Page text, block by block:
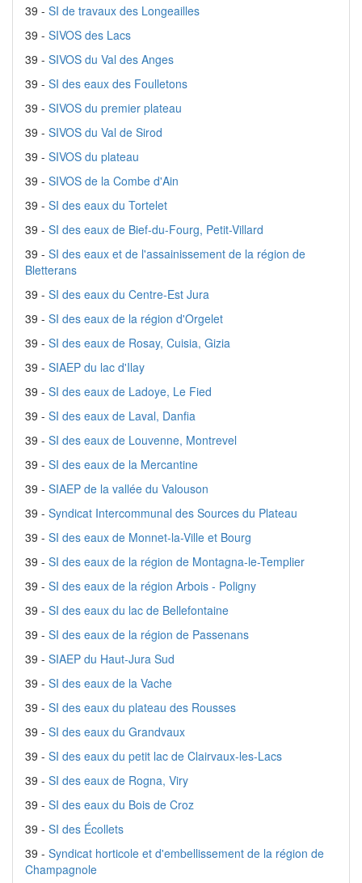
39 - SI de travaux des Longeailles
39 - SIVOS des Lacs
39 - SIVOS du Val des Anges
39 - SI des eaux des Foulletons
39 - SIVOS du premier plateau
39 - SIVOS du Val de Sirod
39 - SIVOS du plateau
39 - SIVOS de la Combe d'Ain
39 - SI des eaux du Tortelet
39 - SI des eaux de Bief-du-Fourg, Petit-Villard
39 - SI des eaux et de l'assainissement de la région de
Bletterans
39 - SI des eaux du Centre-Est Jura
39 - SI des eaux de la région d'Orgelet
39 - SI des eaux de Rosay, Cuisia, Gizia
39 - SIAEP du lac d'Ilay
39 - SI des eaux de Ladoye, Le Fied
39 - SI des eaux de Laval, Danfia
39 - SI des eaux de Louvenne, Montrevel
39 - SI des eaux de la Mercantine
39 - SIAEP de la vallée du Valouson
39 - Syndicat Intercommunal des Sources du Plateau
39 - SI des eaux de Monnet-la-Ville et Bourg
39 - SI des eaux de la région de Montagna-le-Templier
39 - SI des eaux de la région Arbois - Poligny
39 - SI des eaux du lac de Bellefontaine
39 - SI des eaux de la région de Passenans
39 - SIAEP du Haut-Jura Sud
39 - SI des eaux de la Vache
39 - SI des eaux du plateau des Rousses
39 - SI des eaux du Grandvaux
39 - SI des eaux du petit lac de Clairvaux-les-Lacs
39 - SI des eaux de Rogna, Viry
39 - SI des eaux du Bois de Croz
39 - SI des Écollets
39 - Syndicat horticole et d'embellissement de la région de
Champagnole